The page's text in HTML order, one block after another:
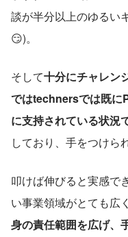
談が半分以上のゆる
😏)。
そして十分にチャレン
ではtechnersでは既に
に支持されている状況
しており、手をつけら
叩けば伸びると実感で
い事業領域がとても広
身の責任範囲を広げ、